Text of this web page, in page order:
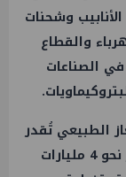
وشحنات
والقطاع
الصناعات
الطبيعي تُقدر
بنحو 6.6 مليار قدم مكعبة يوميًا، يتم توفير نحو 4 مليارات